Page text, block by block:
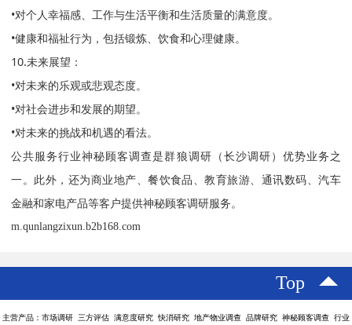
•对个人幸福感、工作与生活平衡和生活质量的满意度。
•健康和福祉行为，包括锻炼、饮食和心理健康。
10.未来展望：
•对未来的乐观或悲观态度。
•对社会进步和发展的期望。
•对未来的挑战和机遇的看法。
公共服务行业神秘顾客调查是群狼调研（长沙调研）优势业务之
一。此外，还为商业地产、餐饮食品、教育旅游、通讯数码、汽车
金融和家电产品等客户提供神秘顾客调研服务。
m.qunlangzixun.b2b168.com
Top
主营产品：市场调研 三方评估 满意度研究 快消研究 地产物业调查 品牌研究 神秘顾客调查 行业